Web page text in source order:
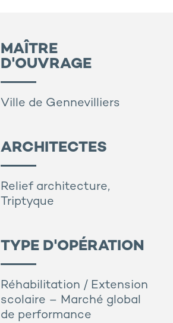
MAÎTRE
D'OUVRAGE
Ville de Gennevilliers
ARCHITECTES
Relief architecture,
Triptyque
TYPE D'OPÉRATION
Réhabilitation / Extension
scolaire – Marché global
de performance